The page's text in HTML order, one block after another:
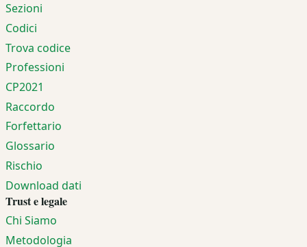
Sezioni
Codici
Trova codice
Professioni
CP2021
Raccordo
Forfettario
Glossario
Rischio
Download dati
Trust e legale
Chi Siamo
Metodologia